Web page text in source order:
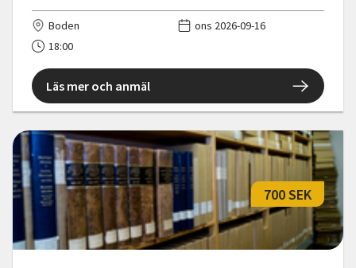
Boden
ons 2026-09-16
18:00
Läs mer och anmäl
700 SEK